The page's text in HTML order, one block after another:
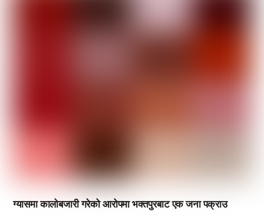
ग्यासमा कालोबजारी गरेको आरोपमा भक्तपुरबाट एक जना पक्राउ